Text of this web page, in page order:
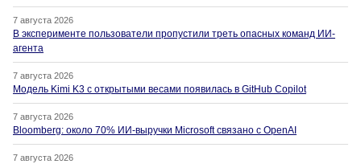
7 августа 2026
В эксперименте пользователи пропустили треть опасных команд ИИ-
агента
7 августа 2026
Модель Kimi K3 с открытыми весами появилась в GitHub Copilot
7 августа 2026
Bloomberg: около 70% ИИ-выручки Microsoft связано с OpenAI
7 августа 2026